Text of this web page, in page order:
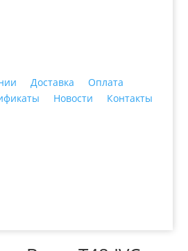
Доставка
Оплата
Новости Контакты